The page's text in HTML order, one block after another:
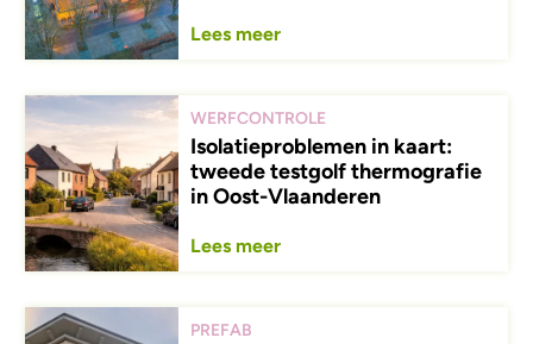
Lees meer
WERFCONTROLE
Isolatieproblemen in kaart:
tweede testgolf thermografie
in Oost-Vlaanderen
Lees meer
PREFAB